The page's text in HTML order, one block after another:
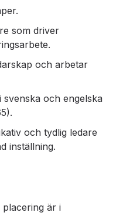
som driver
och arbetar
och engelska
och tydlig ledare
inställning.
är i